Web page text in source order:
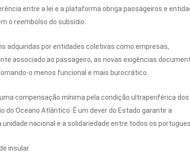
entre a lei e a plataforma obriga passageiros e
o reembolso do subsídio.
adquiridas por entidades coletivas como empresas,
associado ao passageiro, as novas exigências
o menos funcional e mais burocrático.
compensação mínima pela condição ultraperiférica dos
do Oceano Atlântico. É um dever do Estado garantir a
nacional e a solidariedade entre todos os
insular.